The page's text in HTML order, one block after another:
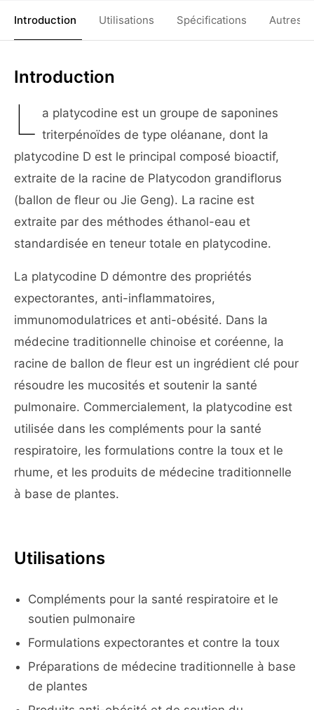
Introduction Utilisations Spécifications Autres
Introduction
L a platycodine est un groupe de saponines
triterpénoïdes de type oléanane, dont la
platycodine D est le principal composé bioactif,
extraite de la racine de Platycodon grandiflorus
(ballon de fleur ou Jie Geng). La racine est
extraite par des méthodes éthanol-eau et
standardisée en teneur totale en platycodine.
La platycodine D démontre des propriétés
expectorantes, anti-inflammatoires,
immunomodulatrices et anti-obésité. Dans la
médecine traditionnelle chinoise et coréenne, la
racine de ballon de fleur est un ingrédient clé pour
résoudre les mucosités et soutenir la santé
pulmonaire. Commercialement, la platycodine est
utilisée dans les compléments pour la santé
respiratoire, les formulations contre la toux et le
rhume, et les produits de médecine traditionnelle
à base de plantes.
Utilisations
Compléments pour la santé respiratoire et le
soutien pulmonaire
Formulations expectorantes et contre la toux
Préparations de médecine traditionnelle à base
de plantes